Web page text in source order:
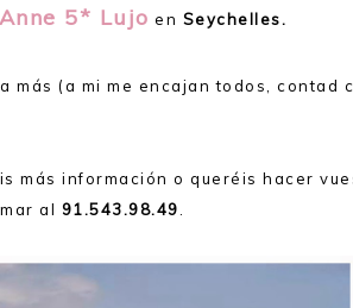
5* Lujo en Seychelles.
(a mi me encajan todos, contad
más información o queréis hacer
al 91.543.98.49